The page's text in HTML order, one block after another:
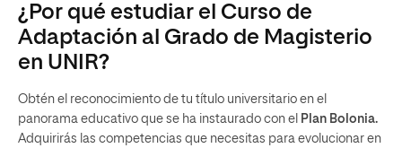
¿Por qué estudiar el Curso de
Adaptación al Grado de Magisterio
en UNIR?
Obtén el reconocimiento de tu título universitario en el
panorama educativo que se ha instaurado con el Plan Bolonia.
Adquirirás las competencias que necesitas para evolucionar en